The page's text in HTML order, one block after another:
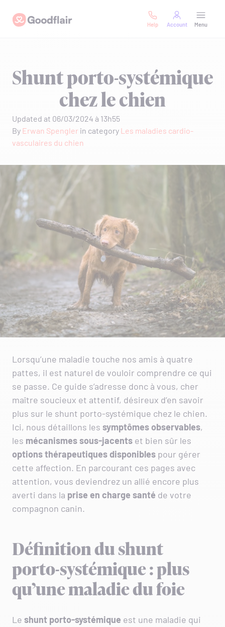
content
Goodflair
Help Account Menu
Shunt porto-systémique
chez le chien
Updated at 06/03/2024 à 13h55
By Erwan Spengler in category Les maladies cardio-
vasculaires du chien
Lorsqu’une maladie touche nos amis à quatre
pattes, il est naturel de vouloir comprendre ce qui
se passe. Ce guide s’adresse donc à vous, cher
maître soucieux et attentif, désireux d’en savoir
plus sur le shunt porto-systémique chez le chien.
Ici, nous détaillons les symptômes observables,
les mécanismes sous-jacents et bien sûr les
options thérapeutiques disponibles pour gérer
cette affection. En parcourant ces pages avec
attention, vous deviendrez un allié encore plus
averti dans la prise en charge santé de votre
compagnon canin.
Définition du shunt
porto-systémique : plus
qu’une maladie du foie
Le shunt porto-systémique est une maladie qui